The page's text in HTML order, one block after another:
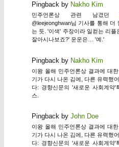
Pingback by Nakho Kim
민주언론상 관련 남겼던
@leejeonghwan님 기사를 통해 더
는 듯. '이색' 주장이라 일컫는 리플
잘아시나보죠?' 운운은… '예.'
Pingback by Nakho Kim
이왕 올해 민주언론상 결과에 대
기가 다시 나온 김에, 다른 유력했
다: 경향신문의 '새로운 사회계약'
스.
Pingback by John Doe
이왕 올해 민주언론상 결과에 대
기가 다시 나온 김에, 다른 유력했
다: 경향신문의 '새로운 사회계약'